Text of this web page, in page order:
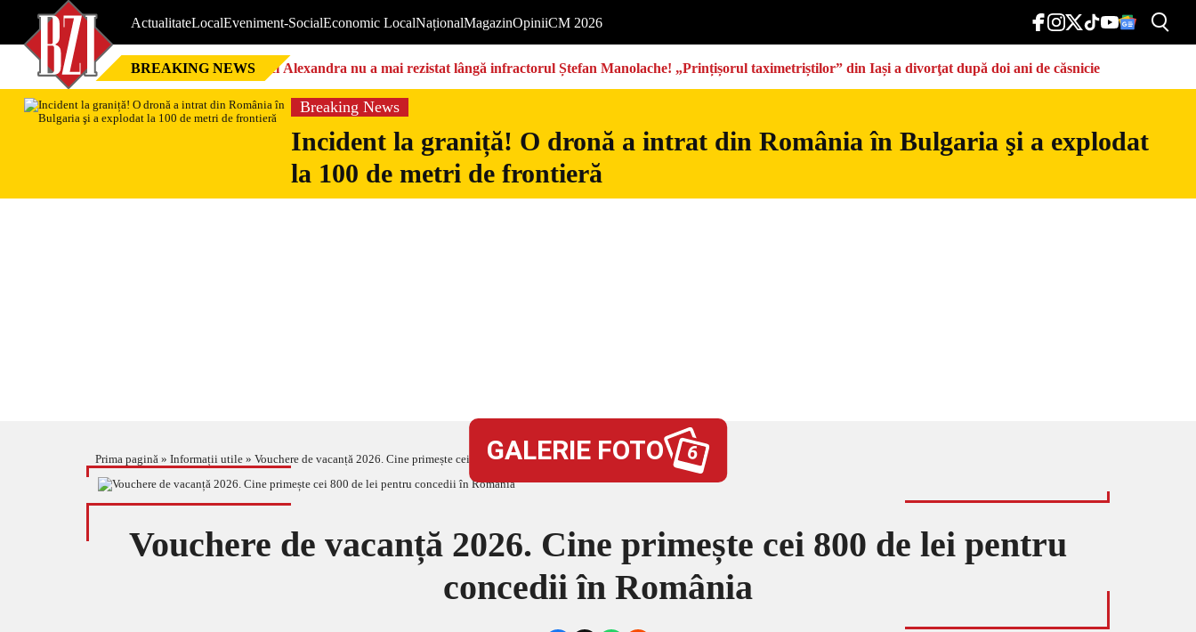
ActualitateLocalEveniment-SocialEconomic LocalNaționalMagazinOpiniiCM 2026
BREAKING NEWS Nici Alexandra nu a mai rezistat lângă infractorul Ștefan Manolache! „Prințișorul taximetriștilor” din Iași a divorţat după doi ani de căsnicie
Breaking News
Incident la graniță! O dronă a intrat din România în Bulgaria şi a explodat
la 100 de metri de frontieră
Prima pagină » Informații utile » Vouchere de vacanță 2026. Cine primește cei 800 de lei pentru concedii în România
GALERIE FOTO 6
Vouchere de vacanță 2026. Cine primește cei 800 de lei pentru
concedii în România